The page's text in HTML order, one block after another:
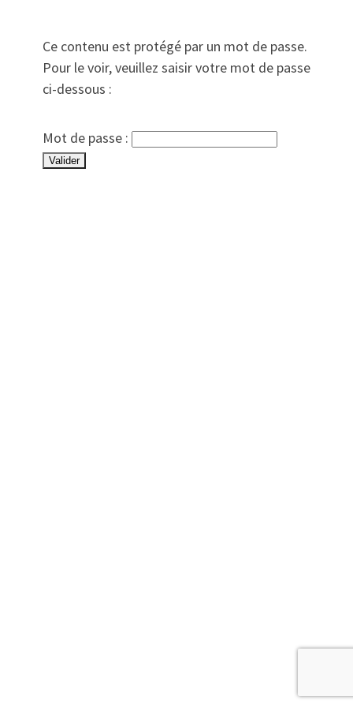
Ce contenu est protégé par un mot de passe.
Pour le voir, veuillez saisir votre mot de passe
ci-dessous :
Mot de passe :